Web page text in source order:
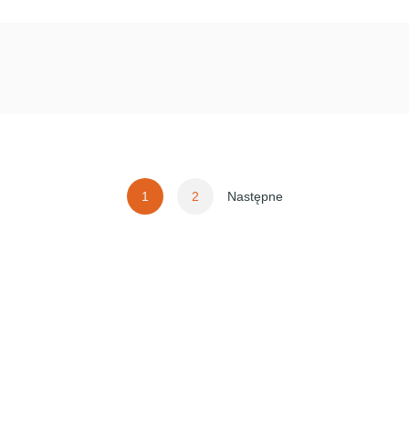
Stronicowanie
1 2 Następne